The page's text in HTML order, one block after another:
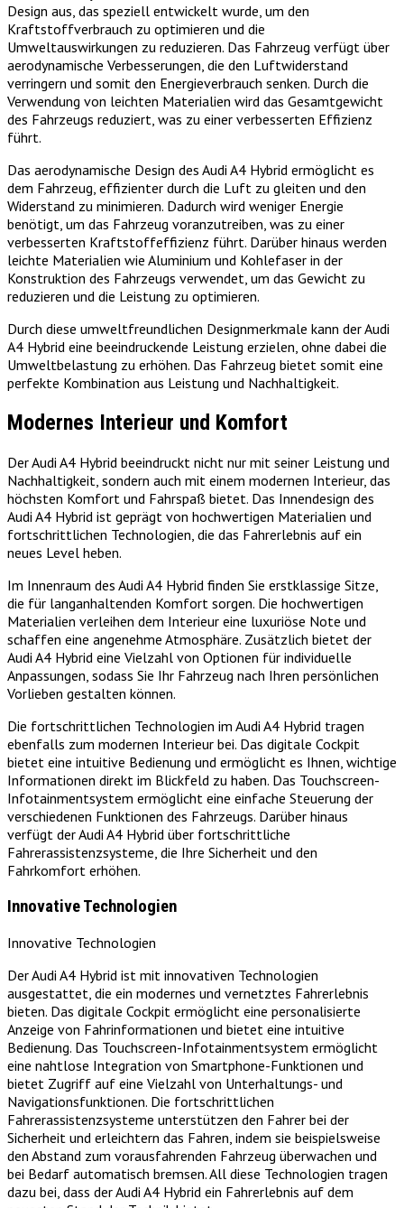
Design aus, das speziell entwickelt wurde, um den
Kraftstoffverbrauch zu optimieren und die
Umweltauswirkungen zu reduzieren. Das Fahrzeug verfügt über
aerodynamische Verbesserungen, die den Luftwiderstand
verringern und somit den Energieverbrauch senken. Durch die
Verwendung von leichten Materialien wird das Gesamtgewicht
des Fahrzeugs reduziert, was zu einer verbesserten Effizienz
führt.
Das aerodynamische Design des Audi A4 Hybrid ermöglicht es
dem Fahrzeug, effizienter durch die Luft zu gleiten und den
Widerstand zu minimieren. Dadurch wird weniger Energie
benötigt, um das Fahrzeug voranzutreiben, was zu einer
verbesserten Kraftstoffeffizienz führt. Darüber hinaus werden
leichte Materialien wie Aluminium und Kohlefaser in der
Konstruktion des Fahrzeugs verwendet, um das Gewicht zu
reduzieren und die Leistung zu optimieren.
Durch diese umweltfreundlichen Designmerkmale kann der Audi
A4 Hybrid eine beeindruckende Leistung erzielen, ohne dabei die
Umweltbelastung zu erhöhen. Das Fahrzeug bietet somit eine
perfekte Kombination aus Leistung und Nachhaltigkeit.
Modernes Interieur und Komfort
Der Audi A4 Hybrid beeindruckt nicht nur mit seiner Leistung und
Nachhaltigkeit, sondern auch mit einem modernen Interieur, das
höchsten Komfort und Fahrspaß bietet. Das Innendesign des
Audi A4 Hybrid ist geprägt von hochwertigen Materialien und
fortschrittlichen Technologien, die das Fahrerlebnis auf ein
neues Level heben.
Im Innenraum des Audi A4 Hybrid finden Sie erstklassige Sitze,
die für langanhaltenden Komfort sorgen. Die hochwertigen
Materialien verleihen dem Interieur eine luxuriöse Note und
schaffen eine angenehme Atmosphäre. Zusätzlich bietet der
Audi A4 Hybrid eine Vielzahl von Optionen für individuelle
Anpassungen, sodass Sie Ihr Fahrzeug nach Ihren persönlichen
Vorlieben gestalten können.
Die fortschrittlichen Technologien im Audi A4 Hybrid tragen
ebenfalls zum modernen Interieur bei. Das digitale Cockpit
bietet eine intuitive Bedienung und ermöglicht es Ihnen, wichtige
Informationen direkt im Blickfeld zu haben. Das Touchscreen-
Infotainmentsystem ermöglicht eine einfache Steuerung der
verschiedenen Funktionen des Fahrzeugs. Darüber hinaus
verfügt der Audi A4 Hybrid über fortschrittliche
Fahrerassistenzsysteme, die Ihre Sicherheit und den
Fahrkomfort erhöhen.
Innovative Technologien
Innovative Technologien
Der Audi A4 Hybrid ist mit innovativen Technologien
ausgestattet, die ein modernes und vernetztes Fahrerlebnis
bieten. Das digitale Cockpit ermöglicht eine personalisierte
Anzeige von Fahrinformationen und bietet eine intuitive
Bedienung. Das Touchscreen-Infotainmentsystem ermöglicht
eine nahtlose Integration von Smartphone-Funktionen und
bietet Zugriff auf eine Vielzahl von Unterhaltungs- und
Navigationsfunktionen. Die fortschrittlichen
Fahrerassistenzsysteme unterstützen den Fahrer bei der
Sicherheit und erleichtern das Fahren, indem sie beispielsweise
den Abstand zum vorausfahrenden Fahrzeug überwachen und
bei Bedarf automatisch bremsen. All diese Technologien tragen
dazu bei, dass der Audi A4 Hybrid ein Fahrerlebnis auf dem